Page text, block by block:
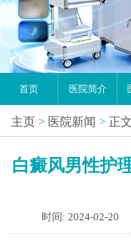
首页 医院简介
主页 > 医院新闻 > 正文
白癜风男性护
时间: 2024-02-20